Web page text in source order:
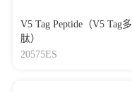
V5 Tag Peptide（V5 Tag多
肽）
20575ES